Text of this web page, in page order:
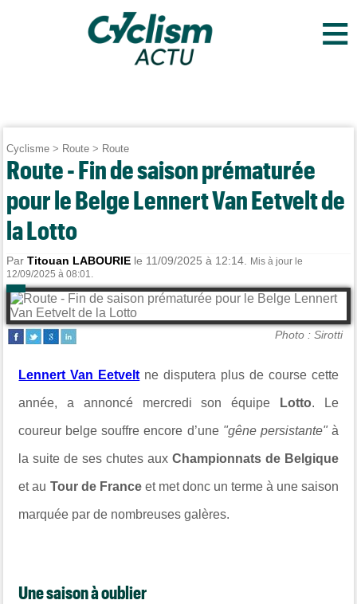
≡
Cyclisme > Route > Route
Route - Fin de saison prématurée
pour le Belge Lennert Van Eetvelt de
la Lotto
ParTitouan LABOURIE le 11/09/2025 à 12:14.
Mis à jour le
12/09/2025 à 08:01.
Photo : Sirotti
Lennert Van Eetvelt ne disputera plus de course cette
année, a annoncé mercredi son équipe Lotto. Le
coureur belge souffre encore d’une "gêne persistante"à
la suite de ses chutes aux Championnats de Belgique
et au Tour de Franceet met donc un terme à une saison
marquée par de nombreuses galères.
Une saison à oublier